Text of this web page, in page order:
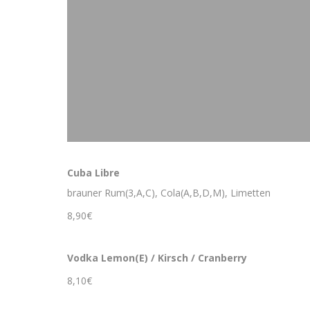
Cuba Libre
brauner Rum(3,A,C), Cola(A,B,D,M), Limetten
8,90€
Vodka Lemon(E) / Kirsch / Cranberry
8,10€